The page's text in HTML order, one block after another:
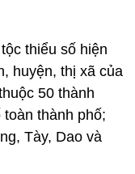
thiểu số hiện
huyện, thị xã của
50 thành
thành phố;
Tày, Dao và